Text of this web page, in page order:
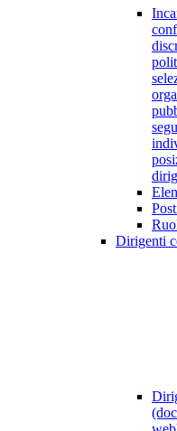
Dirigenti